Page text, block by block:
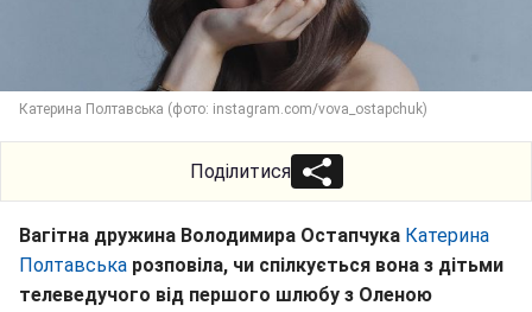
Катерина Полтавська (фото: instagram.com/vova_ostapchuk)
Поділитися
Вагітна дружина Володимира Остапчука Катерина
Полтавська розповіла, чи спілкується вона з дітьми
телеведучого від першого шлюбу з Оленою